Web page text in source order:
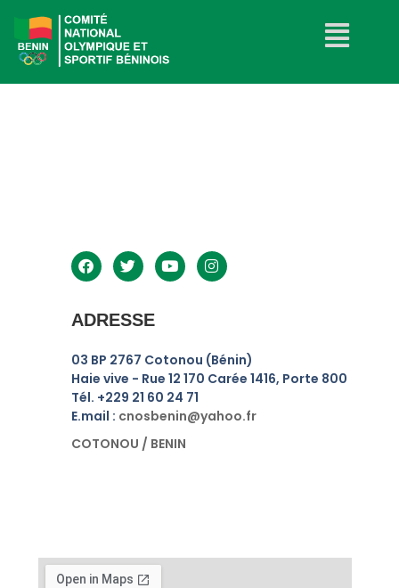
ADRESSE
03 BP 2767 Cotonou (Bénin)
Haie vive - Rue 12 170 Carée 1416, Porte 800
Tél. +229 21 60 24 71
E.mail : cnosbenin@yahoo.fr
COTONOU / BENIN